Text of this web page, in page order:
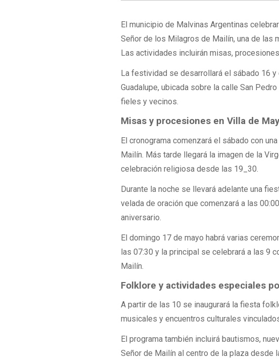
El municipio de Malvinas Argentinas
Señor de los Milagros de Mailín, una de
Las actividades incluirán misas,
La festividad se desarrollará el sábado 16
Guadalupe, ubicada sobre la calle San
fieles y vecinos.
Misas y procesiones en Villa de
El cronograma comenzará el sábado con
Mailín. Más tarde llegará la imagen de la
celebración religiosa desde las 19_30.
Durante la noche se llevará adelante una
velada de oración que comenzará a las
aniversario.
El domingo 17 de mayo habrá varias
las 07:30 y la principal se celebrará a las 9
Mailín.
Folklore y actividades especiales
A partir de las 10 se inaugurará la fiesta
musicales y encuentros culturales
El programa también incluirá bautismos,
Señor de Mailín al centro de la plaza desde